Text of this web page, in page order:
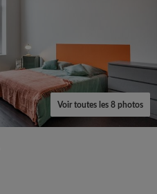
Voir toutes les 8 photos